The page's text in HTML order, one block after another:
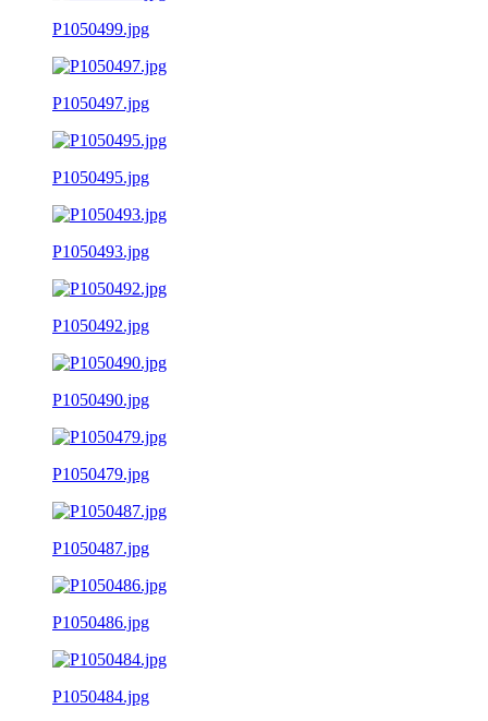
P1050499.jpg
P1050497.jpg
P1050495.jpg
P1050493.jpg
P1050492.jpg
P1050490.jpg
P1050479.jpg
P1050487.jpg
P1050486.jpg
P1050484.jpg